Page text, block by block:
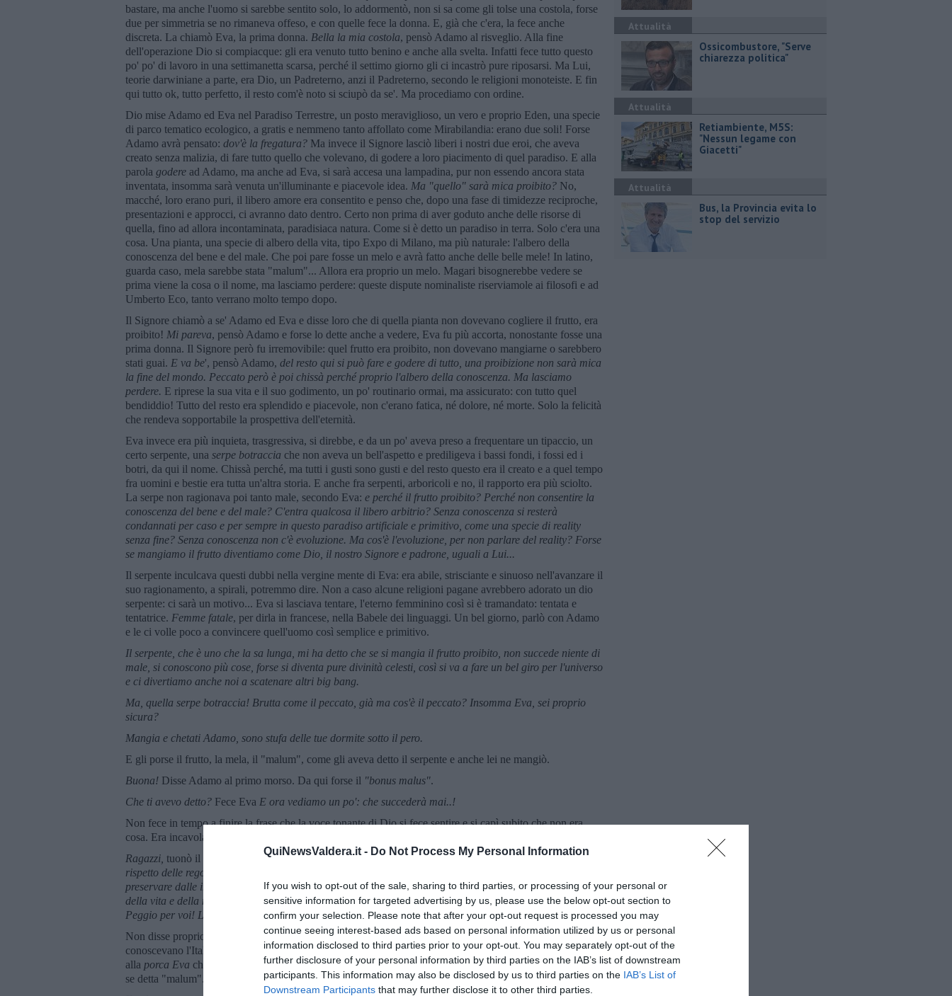
QuiNewsValdera.it - Do Not Process My Personal Information
If you wish to opt-out of the sale, sharing to third parties, or processing of your personal or
sensitive information for targeted advertising by us, please use the below opt-out section to
confirm your selection. Please note that after your opt-out request is processed you may
continue seeing interest-based ads based on personal information utilized by us or personal
information disclosed to third parties prior to your opt-out. You may separately opt-out of the
further disclosure of your personal information by third parties on the IAB’s list of downstream
participants. This information may also be disclosed by us to third parties on the IAB’s List of
Downstream Participants that may further disclose it to other third parties.
bastare, ma anche l'uomo si sarebbe sentito solo, lo addormentò, non si sa come gli tolse una costola, forse
due per simmetria se no rimaneva offeso, e con quelle fece la donna. E, già che c'era, la fece anche
discreta. La chiamò Eva, la prima donna. Bella la mia costola, pensò Adamo al risveglio. Alla fine
dell'operazione Dio si compiacque: gli era venuto tutto benino e anche alla svelta. Infatti fece tutto questo
po' po' di lavoro in una settimanetta scarsa, perché il settimo giorno gli ci incastrò pure riposarsi. Ma Lui,
teorie darwiniane a parte, era Dio, un Padreterno, anzi il Padreterno, secondo le religioni monoteiste. E fin
qui tutto ok, tutto perfetto, il resto com'è noto si sciupò da se'. Ma procediamo con ordine.
Dio mise Adamo ed Eva nel Paradiso Terrestre, un posto meraviglioso, un vero e proprio Eden, una specie
di parco tematico ecologico, a gratis e nemmeno tanto affollato come Mirabilandia: erano due soli! Forse
Adamo avrà pensato: dov'è la fregatura? Ma invece il Signore lasciò liberi i nostri due eroi, che aveva
creato senza malizia, di fare tutto quello che volevano, di godere a loro piacimento di quel paradiso. E alla
parola godere ad Adamo, ma anche ad Eva, si sarà accesa una lampadina, pur non essendo ancora stata
inventata, insomma sarà venuta un'illuminante e piacevole idea. Ma "quello" sarà mica proibito? No,
macché, loro erano puri, il libero amore era consentito e penso che, dopo una fase di timidezze reciproche,
presentazioni e approcci, ci avranno dato dentro. Certo non prima di aver goduto anche delle risorse di
quella, fino ad allora incontaminata, paradisiaca natura. Come si è detto un paradiso in terra. Solo c'era una
cosa. Una pianta, una specie di albero della vita, tipo Expo di Milano, ma più naturale: l'albero della
conoscenza del bene e del male. Che poi pare fosse un melo e avrà fatto anche delle belle mele! In latino,
guarda caso, mela sarebbe stata "malum"... Allora era proprio un melo. Magari bisognerebbe vedere se
prima viene la cosa o il nome, ma lasciamo perdere: queste dispute nominaliste riserviamole ai filosofi e ad
Umberto Eco, tanto verrano molto tempo dopo.
Il Signore chiamò a se' Adamo ed Eva e disse loro che di quella pianta non dovevano cogliere il frutto, era
proibito! Mi pareva, pensò Adamo e forse lo dette anche a vedere, Eva fu più accorta, nonostante fosse una
prima donna. Il Signore però fu irremovibile: quel frutto era proibito, non dovevano mangiarne o sarebbero
stati guai. E va be', pensò Adamo, del resto qui si può fare e godere di tutto, una proibizione non sarà mica
la fine del mondo. Peccato però è poi chissà perché proprio l'albero della conoscenza. Ma lasciamo
perdere. E riprese la sua vita e il suo godimento, un po' routinario ormai, ma assicurato: con tutto quel
bendiddio! Tutto del resto era splendido e piacevole, non c'erano fatica, né dolore, né morte. Solo la felicità
che rendeva sopportabile la prospettiva dell'eternità.
Eva invece era più inquieta, trasgressiva, si direbbe, e da un po' aveva preso a frequentare un tipaccio, un
certo serpente, una serpe botraccia che non aveva un bell'aspetto e prediligeva i bassi fondi, i fossi ed i
botri, da qui il nome. Chissà perché, ma tutti i gusti sono gusti e del resto questo era il creato e a quel tempo
fra uomini e bestie era tutta un'altra storia. E anche fra serpenti, arboricoli e no, il rapporto era più sciolto.
La serpe non ragionava poi tanto male, secondo Eva: e perché il frutto proibito? Perché non consentire la
conoscenza del bene e del male? C'entra qualcosa il libero arbitrio? Senza conoscenza si resterà
condannati per caso e per sempre in questo paradiso artificiale e primitivo, come una specie di reality
senza fine? Senza conoscenza non c'è evoluzione. Ma cos'è l'evoluzione, per non parlare del reality? Forse
se mangiamo il frutto diventiamo come Dio, il nostro Signore e padrone, uguali a Lui...
Il serpente inculcava questi dubbi nella vergine mente di Eva: era abile, strisciante e sinuoso nell'avanzare il
suo ragionamento, a spirali, potremmo dire. Non a caso alcune religioni pagane avrebbero adorato un dio
serpente: ci sarà un motivo... Eva si lasciava tentare, l'eterno femminino così si è tramandato: tentata e
tentatrice. Femme fatale, per dirla in francese, nella Babele dei linguaggi. Un bel giorno, parlò con Adamo
e le ci volle poco a convincere quell'uomo così semplice e primitivo.
Il serpente, che è uno che la sa lunga, mi ha detto che se si mangia il frutto proibito, non succede niente di
male, si conoscono più cose, forse si diventa pure divinità celesti, così si va a fare un bel giro per l'universo
e ci divertiamo anche noi a scatenare altri big bang.
Ma, quella serpe botraccia! Brutta come il peccato, già ma cos'è il peccato? Insomma Eva, sei proprio
sicura?
Mangia e chetati Adamo, sono stufa delle tue dormite sotto il pero.
E gli porse il frutto, la mela, il "malum", come gli aveva detto il serpente e anche lei ne mangiò.
Buona! Disse Adamo al primo morso. Da qui forse il "bonus malus".
Che ti avevo detto? Fece Eva E ora vediamo un po': che succederà mai..!
Non fece in tempo a finire la frase che la voce tonante di Dio si fece sentire e si capì subito che non era
cosa. Era incavolato nero.
Ragazzi, tuonò il Principale,
ve l'avevo detto: tutto sì, ma quel frutto no. Non c'è mai verso di ottenere il
rispetto delle regole, sembra di essere in Italia! Ma che ne sapete voi dell'Italia?! Vi avevo voluto
preservare dalle incombenze tragiche del mondo, dalle guerre, dalla fame e dalla sete, dalle complessità
della vita e della morte, del bene e del male, dell'amore e dell'odio, dandovi solo la vita, il bene e l'amore.
Peggio per voi! L'avete voluta la bicicletta? Ora pedalate! Ma che ne sapete voi della bicicletta?!
Non disse proprio così secondo la Genesi, ma il senso fu quello, purtroppo.Adamo ed Eva non
conoscevano l'Italia, però un po' all'italiana, ma tutto il mondo è paese, il coraggioso Adamo dette colpa
alla porca Eva che dette colpa all'infido serpente che se la prese, la colpa, non potendola dare alla mela, pur
se detta "malum".Del resto, quel diavolo di un serpe, era proprio ciò che voleva.
Attualità
Ossicombustore, "Serve
chiarezza politica"
Attualità
Retiambiente, M5S:
"Nessun legame con
Giacetti"
Attualità
Bus, la Provincia evita lo
stop del servizio